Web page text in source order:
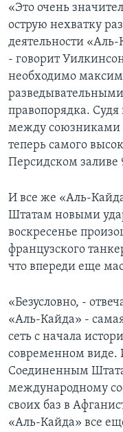
«Это очень
острую нехватку
деятельности
- говорит
необходимо
правопорядка. Судя
между союзниками
теперь самого
Персидском заливе
И все же «Аль-
Штатам новыми
воскресенье
французского
что впереди еще
«Безусловно, -
«Аль-Кайда» -
сеть с начала
современном виде.
Соединенным
международному
своих баз в
«Аль-Кайда» все